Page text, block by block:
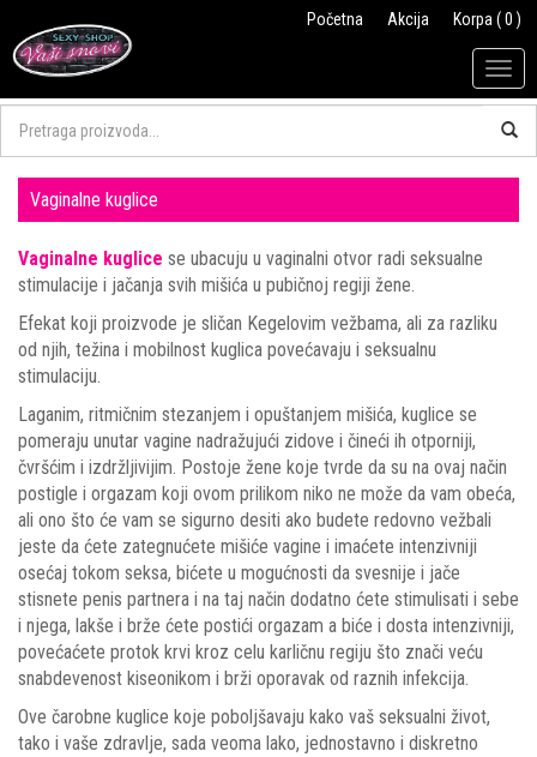
Početna Akcija Korpa ( 0 )
Vaginalne kuglice
Vaginalne kuglice se ubacuju u vaginalni otvor radi seksualne
stimulacije i jačanja svih mišića u pubičnoj regiji žene.
Efekat koji proizvode je sličan Kegelovim vežbama, ali za razliku
od njih, težina i mobilnost kuglica povećavaju i seksualnu
stimulaciju.
Laganim, ritmičnim stezanjem i opuštanjem mišića, kuglice se
pomeraju unutar vagine nadražujući zidove i čineći ih otporniji,
čvršćim i izdržljivijim. Postoje žene koje tvrde da su na ovaj način
postigle i orgazam koji ovom prilikom niko ne može da vam obeća,
ali ono što će vam se sigurno desiti ako budete redovno vežbali
jeste da ćete zategnućete mišiće vagine i imaćete intenzivniji
osećaj tokom seksa, bićete u mogućnosti da svesnije i jače
stisnete penis partnera i na taj način dodatno ćete stimulisati i sebe
i njega, lakše i brže ćete postići orgazam a biće i dosta intenzivniji,
povećaćete protok krvi kroz celu karličnu regiju što znači veću
snabdevenost kiseonikom i brži oporavak od raznih infekcija.
Ove čarobne kuglice koje poboljšavaju kako vaš seksualni život,
tako i vaše zdravlje, sada veoma lako, jednostavno i diskretno